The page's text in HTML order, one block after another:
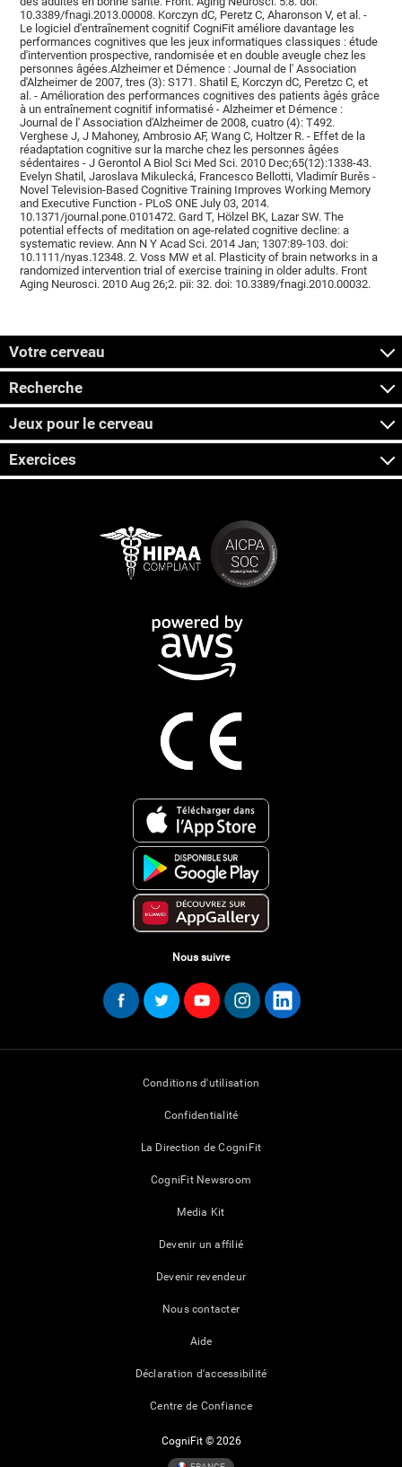
10.3389/fnagi.2013.00008. Korczyn dC, Peretz C, Aharonson V, et al. -
Le logiciel d'entraînement cognitif CogniFit améliore davantage les
performances cognitives que les jeux informatiques classiques : étude
d'intervention prospective, randomisée et en double aveugle chez les
personnes âgées.Alzheimer et Démence : Journal de l' Association
d'Alzheimer de 2007, tres (3): S171. Shatil E, Korczyn dC, Peretzc C, et
al. - Amélioration des performances cognitives des patients âgés grâce
à un entraînement cognitif informatisé - Alzheimer et Démence :
Journal de l' Association d'Alzheimer de 2008, cuatro (4): T492.
Verghese J, J Mahoney, Ambrosio AF, Wang C, Holtzer R. - Effet de la
réadaptation cognitive sur la marche chez les personnes âgées
sédentaires - J Gerontol A Biol Sci Med Sci. 2010 Dec;65(12):1338-43.
Evelyn Shatil, Jaroslava Mikulecká, Francesco Bellotti, Vladimír Burěs -
Novel Television-Based Cognitive Training Improves Working Memory
and Executive Function - PLoS ONE July 03, 2014.
10.1371/journal.pone.0101472. Gard T, Hölzel BK, Lazar SW. The
potential effects of meditation on age-related cognitive decline: a
systematic review. Ann N Y Acad Sci. 2014 Jan; 1307:89-103. doi:
10.1111/nyas.12348. 2. Voss MW et al. Plasticity of brain networks in a
randomized intervention trial of exercise training in older adults. Front
Aging Neurosci. 2010 Aug 26;2. pii: 32. doi: 10.3389/fnagi.2010.00032.
Votre cerveau
Recherche
Jeux pour le cerveau
Exercices
Nous suivre
Conditions d'utilisation
Confidentialité
La Direction de CogniFit
CogniFit Newsroom
Media Kit
Devenir un affilié
Devenir revendeur
Nous contacter
Aide
Déclaration d'accessibilité
Centre de Confiance
CogniFit © 2026